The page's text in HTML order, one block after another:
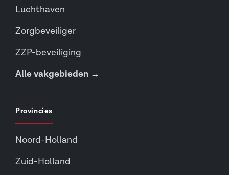
Luchthaven
Zorgbeveiliger
ZZP-beveiliging
Alle vakgebieden →
Provincies
Noord-Holland
Zuid-Holland